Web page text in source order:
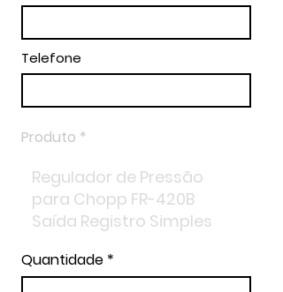
Telefone
Produto
Quantidade